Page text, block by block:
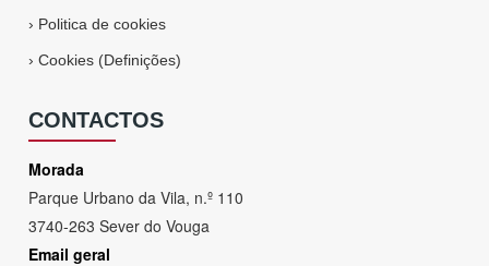
› Politica de cookies
›Cookies (Definições)
CONTACTOS
Morada
Parque Urbano da Vila, n.º 110
3740-263 Sever do Vouga
Email geral